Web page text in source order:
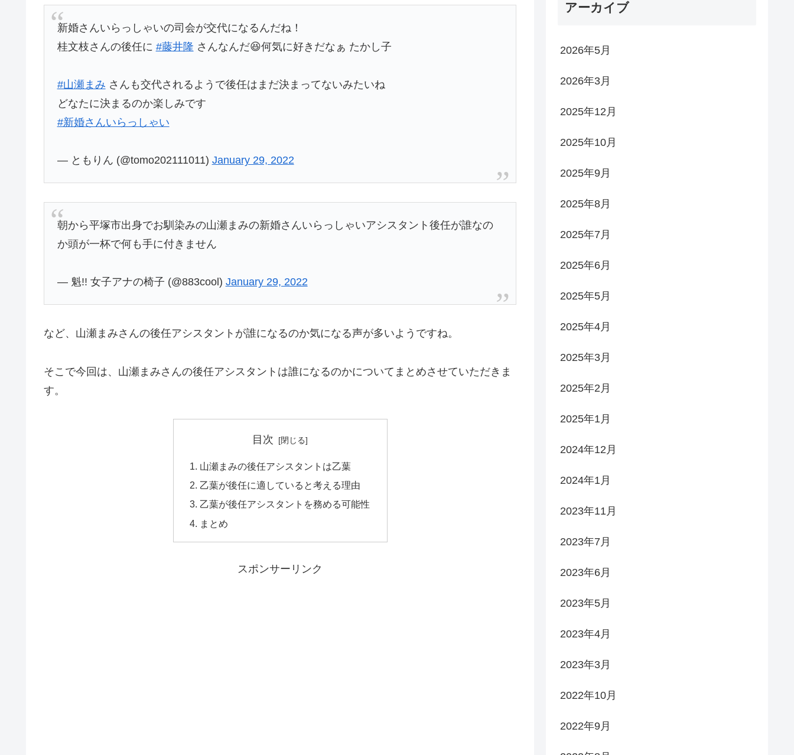
新婚さんいらっしゃいの司会が交代になるんだね！
桂文枝さんの後任に #藤井隆 さんなんだ😆何気に好きだなぁ たかし子
#山瀬まみ さんも交代されるようで後任はまだ決まってないみたいね
どなたに決まるのか楽しみです
#新婚さんいらっしゃい
— ともりん (@tomo202111011) January 29, 2022
朝から平塚市出身でお馴染みの山瀬まみの新婚さんいらっしゃいアシスタント後任が誰なの
か頭が一杯で何も手に付きません
— 魁!! 女子アナの椅子 (@883cool) January 29, 2022
など、山瀬まみさんの後任アシスタントが誰になるのか気になる声が多いようですね。
そこで今回は、山瀬まみさんの後任アシスタントは誰になるのかについてまとめさせていただきま
す。
目次
山瀬まみの後任アシスタントは乙葉
乙葉が後任に適していると考える理由
乙葉が後任アシスタントを務める可能性
まとめ
スポンサーリンク
アーカイブ
2026年5月
2026年3月
2025年12月
2025年10月
2025年9月
2025年8月
2025年7月
2025年6月
2025年5月
2025年4月
2025年3月
2025年2月
2025年1月
2024年12月
2024年1月
2023年11月
2023年7月
2023年6月
2023年5月
2023年4月
2023年3月
2022年10月
2022年9月